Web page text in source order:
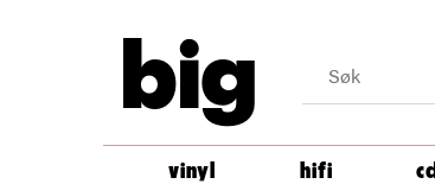
big
vinyl hifi cd